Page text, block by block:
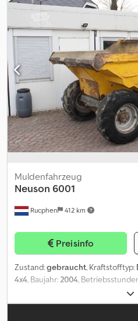
Rucphen 412 km
Muldenfahrzeug
Neuson 6001
Preisinfo
Zustand:gebraucht, Kraftstofftyp:
4x4, Baujahr:2004,
, Leergewicht: 4.277
Nutzlast: 6000 kg Wenden Sie